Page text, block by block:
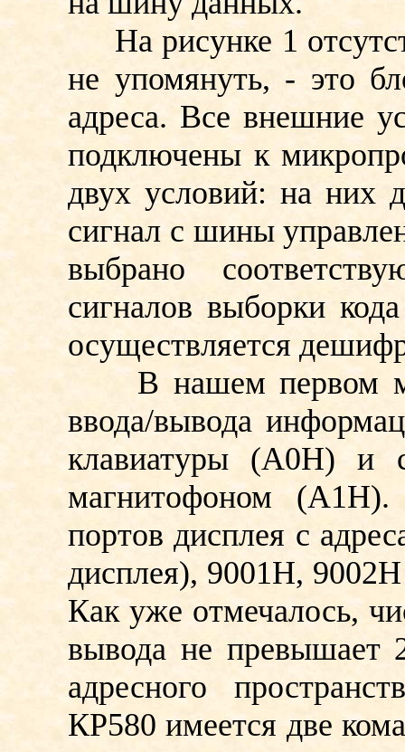
На рисунке 1
не упомянуть, - это
адреса. Все внешние
подключены к
двух условий: на них
сигнал с шины
выбрано
сигналов выборки
осуществляется
В нашем первом
ввода/вывода
клавиатуры (А0Н) и
магнитофоном
портов дисплея с
дисплея), 9001Н,
Как уже отмечалось,
вывода не превышает
адресного
КР580 имеется две